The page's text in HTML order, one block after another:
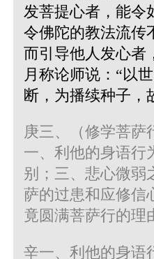
发菩提心者，能令
令佛陀的教法流传
而引导他人发心者
月称论师说：“以
断，为播续种子，
庚三、（修学菩萨
一、利他的身语行
别；三、悲心微弱
萨的过患和应修信
竟圆满菩萨行的理
辛一、利他的身语